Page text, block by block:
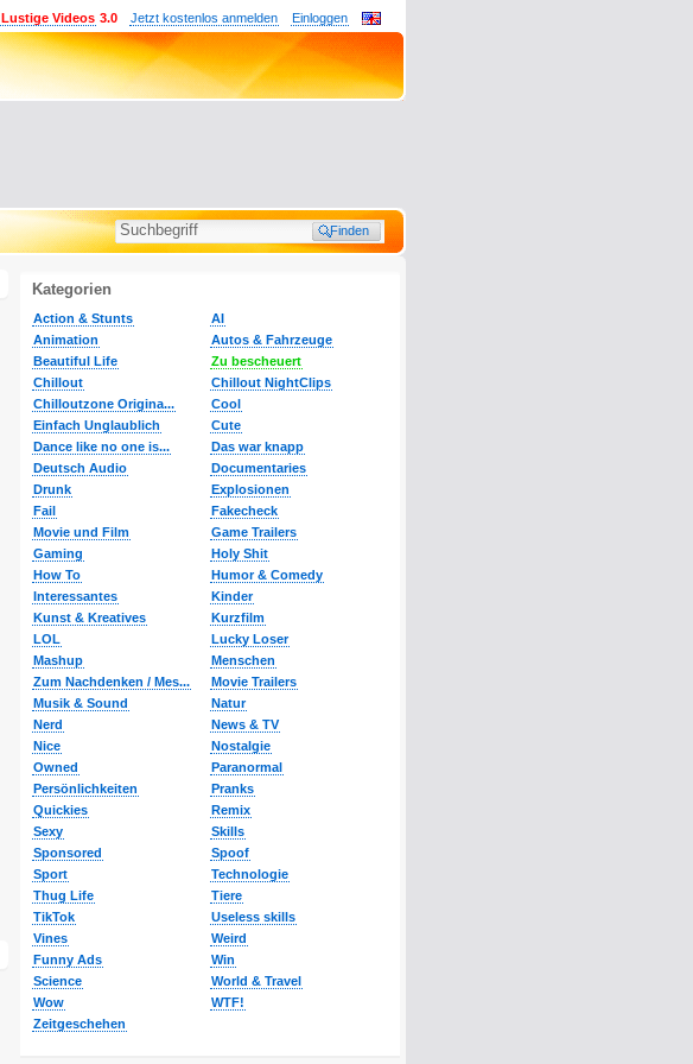
Einloggen
Jetzt kostenlos anmelden
Lustige Videos 3.0
Kategorien
Action & Stunts
AI
Animation
Autos & Fahrzeuge
Beautiful Life
Zu bescheuert
Chillout
Chillout NightClips
Chilloutzone Origina...
Cool
Einfach Unglaublich
Cute
Dance like no one is...
Das war knapp
Deutsch Audio
Documentaries
Drunk
Explosionen
Fail
Fakecheck
Movie und Film
Game Trailers
Gaming
Holy Shit
How To
Humor & Comedy
Interessantes
Kinder
Kunst & Kreatives
Kurzfilm
LOL
Lucky Loser
Mashup
Menschen
Zum Nachdenken / Mes...
Movie Trailers
Musik & Sound
Natur
Nerd
News & TV
Nice
Nostalgie
Owned
Paranormal
Persönlichkeiten
Pranks
Quickies
Remix
Sexy
Skills
Sponsored
Spoof
Sport
Technologie
Thug Life
Tiere
TikTok
Useless skills
Vines
Weird
Funny Ads
Win
Science
World & Travel
Wow
WTF!
Zeitgeschehen